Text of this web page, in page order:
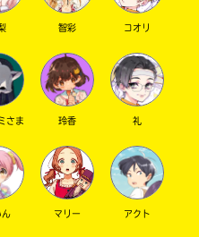
から探す
智彩 コオリ
さま 玲香 礼
ん マリー アクト